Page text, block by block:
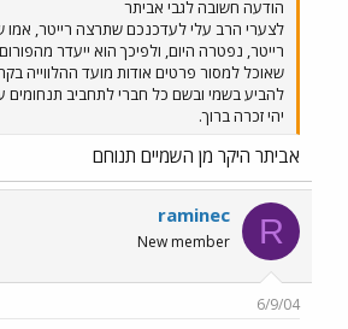
הודעה חשובה לגבי אביתר
לצערי הרב עלי לעדכנכם שתרצה רייטר, אמו
רייטר, נפטרה היום, ולפיכך הוא ייעדר
שאוכל למסור פרטים אודות מועד ההלווייה
להביע בשמי ובשם כל חברי לתחביב תנחומים
יהי זכרה ברוך.
אביתר היקר מן השמיים תנוחם
R
raminec
New member
6/9/04